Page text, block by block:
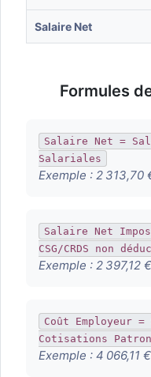
Salaire Net
Formules
Salaire Net =
Salariales
Exemple : 2 313,70
Salaire Net
CSG/CRDS non
Exemple : 2 397,12
Coût Employeur
Cotisations
Exemple : 4 066,11